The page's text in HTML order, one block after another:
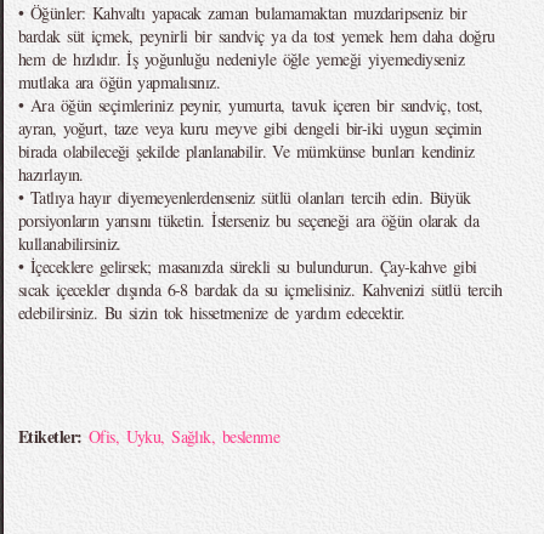
• Öğünler: Kahvaltı yapacak zaman bulamamaktan muzdaripseniz bir
bardak süt içmek, peynirli bir sandviç ya da tost yemek hem daha doğru
hem de hızlıdır. İş yoğunluğu nedeniyle öğle yemeği yiyemediyseniz
mutlaka ara öğün yapmalısınız.
• Ara öğün seçimleriniz peynir, yumurta, tavuk içeren bir sandviç, tost,
ayran, yoğurt, taze veya kuru meyve gibi dengeli bir-iki uygun seçimin
birada olabileceği şekilde planlanabilir. Ve mümkünse bunları kendiniz
hazırlayın.
• Tatlıya hayır diyemeyenlerdenseniz sütlü olanları tercih edin. Büyük
porsiyonların yarısını tüketin. İsterseniz bu seçeneği ara öğün olarak da
kullanabilirsiniz.
• İçeceklere gelirsek; masanızda sürekli su bulundurun. Çay-kahve gibi
sıcak içecekler dışında 6-8 bardak da su içmelisiniz. Kahvenizi sütlü tercih
edebilirsiniz. Bu sizin tok hissetmenize de yardım edecektir.
Etiketler: Ofis, Uyku,Sağlık, beslenme